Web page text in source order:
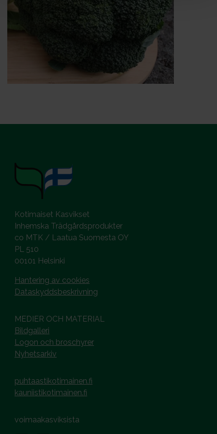
Kotimaiset Kasvikset
Inhemska Trädgårdsprodukter
co MTK / Laatua Suomesta OY
PL 510
00101 Helsinki
Hantering av cookies
Dataskyddsbeskrivning
MEDIER OCH MATERIAL
Bildgalleri
Logon och broschyrer
Nyhetsarkiv
puhtaastikotimainen.fi
kauniistikotimainen.fi
voimaakasviksista